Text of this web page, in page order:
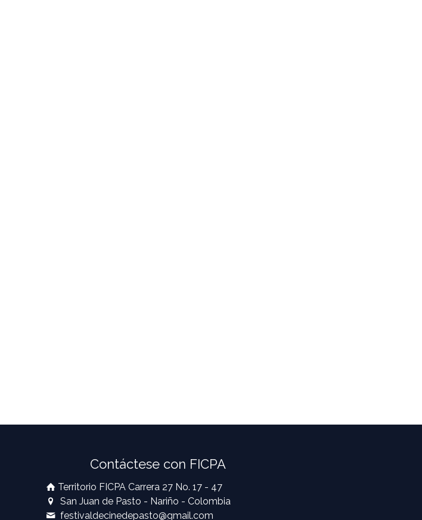
Contáctese con FICPA
Territorio FICPA Carrera 27 No. 17 - 47
San Juan de Pasto - Nariño - Colombia
festivaldecinedepasto@gmail.com